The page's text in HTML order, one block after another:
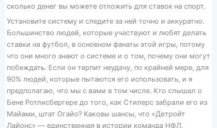
сколько денег вы можете отложить для ставок на спорт.
Установите систему и следите за ней точно и аккуратно.
Большинство людей, которые участвуют и любят делать
ставки на футбол, в основном фанаты этой игры, потому
что они много знают о системе и о том, почему они могут
побеждать. Если он терпит неудачу, по крайней мере, для
90% людей, которые пытаются его использовать, и я
предполагаю, что мы с вами в том числе. Кто слышал о
Бене Ротлисбергере до того, как Стилерс забрали его из
Майами, штат Огайо? Каковы шансы, что «Детройт
Лайонс» — единственная в истории команда НФЛ,